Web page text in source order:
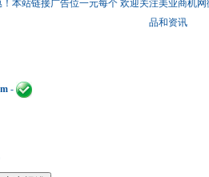
本站链接广告位一元每个 欢迎关注美业商机
品和资讯
-